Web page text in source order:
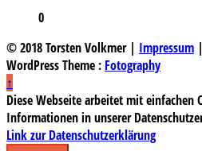
0
© 2018 Torsten Volkmer | Impressum |
WordPress Theme : Fotography
↑
Diese Webseite arbeitet mit einfachen
Informationen in unserer
Link zur Datenschutzerklärung